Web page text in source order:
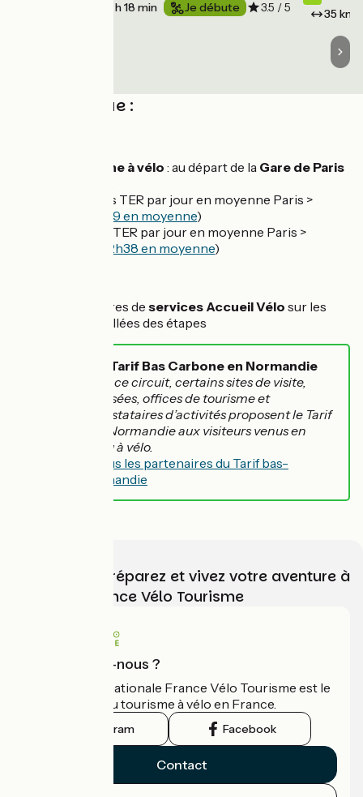
1 h 18 min Je débute 3.5 / 5 35 km
Côté pratique :
Sur La Seine à vélo : au départ de la Gare de Paris
- 33 liaisons TER par jour en moyenne Paris >
1h29 en moyenne)
- 8 liaisons TER par jour en moyenne Paris >
2h38 en moyenne)
Voir les offres de services Accueil Vélo sur les
pages détaillées des étapes
Le Tarif Bas Carbone en Normandie
Sur ce circuit, certains sites de visite,
musées, offices de tourisme et
prestataires d’activités proposent le Tarif
Bas-Carbone Normandie aux visiteurs venus en
train, en car ou à vélo.
Découvrez tous les partenaires du Tarif bas-
carbone Normandie
Choisissez, préparez et vivez votre aventure à
vélo avec France Vélo Tourisme
Qui sommes-nous ?
L'association nationale France Vélo Tourisme est le
guide officiel du tourisme à vélo en France.
Instagram Facebook
Contact